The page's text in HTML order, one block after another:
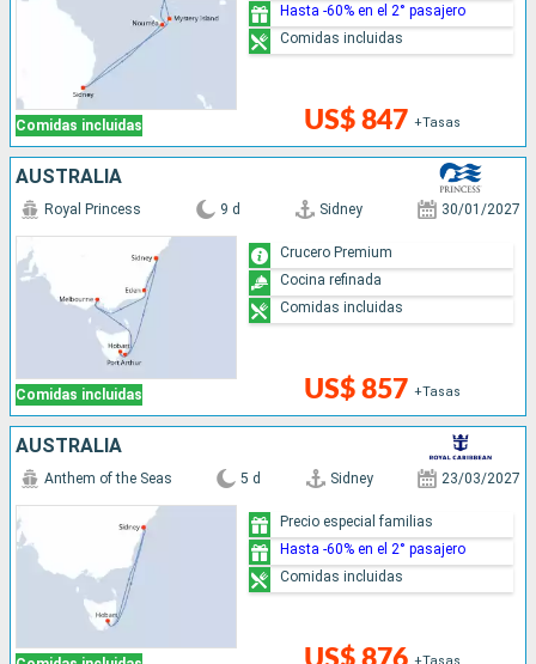
Comidas incluidas US$ 847 +Tasas
Hasta -60% en el 2° pasajero
Comidas incluidas
AUSTRALIA
Comidas incluidas
Royal Princess 9 d Sidney 30/01/2027
US$ 857 +Tasas
Crucero Premium
Cocina refinada
Comidas incluidas
AUSTRALIA
Anthem of the Seas 5 d Sidney 23/03/2027
Precio especial familias
Hasta -60% en el 2° pasajero
Comidas incluidas